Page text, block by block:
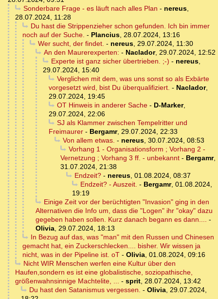
Sonderbare Frage - es läuft nach alles Plan - nereus,
28.07.2024, 11:28
Du hast die Strippenzieher schon gefunden. Ich bin immer
noch auf der Suche. - Plancius, 28.07.2024, 13:16
Wer sucht, der findet. - nereus, 29.07.2024, 11:30
An den Maurerexperten: - Naclador, 29.07.2024, 12:52
Experte ist ganz sicher übertrieben. ;-) - nereus,
29.07.2024, 15:40
Verglichen mit dem, was uns sonst so als Exbärte
vorgesetzt wird, bist Du überqualifiziert. - Naclador,
29.07.2024, 19:45
OT Hinweis in anderer Sache- D-Marker,
29.07.2024, 22:06
SJ als Klammer zwischen Tempelritter und
Freimaurer - Bergamr, 29.07.2024, 22:33
Von allem etwas. - nereus, 30.07.2024, 08:53
Vorhang 1 - Organisationsform ; Vorhang 2 -
Vernetzung ; Vorhang 3 ff. - unbekannt - Bergamr,
31.07.2024, 21:38
Endzeit?- nereus, 01.08.2024, 08:37
Endzeit? - Auszeit. - Bergamr, 01.08.2024,
19:19
Einige Zeit vor der berüchtigten "Invasion" ging in den
Alternativen die Info um, dass die "Logen" ihr "okay" dazu
gegeben haben sollen. Kurz danach begann es dann.... -
Olivia, 29.07.2024, 18:13
In Bezug auf das, was "man" mit den Russen und Chinesen
gemacht hat, ein Zuckerschlecken.... bisher. Wir wissen ja
nicht, was in der Pipeline ist. oT - Olivia, 01.08.2024, 09:16
Nicht WIR Menschen werfen eine Kultur über den
Haufen,sondern es ist eine globalistische, soziopathische,
größenwahnsinnige Machtelite, ... - sprit, 28.07.2024, 13:42
Du hast den Satanismus vergessen. - Olivia, 29.07.2024,